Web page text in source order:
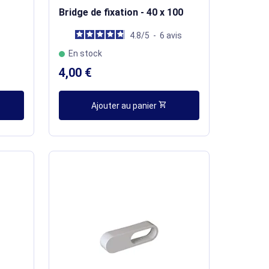
Bridge de fixation - 40 x 100
4.8/5 - 6 avis
En stock
4,00 €
Ajouter au panier shopping_cart